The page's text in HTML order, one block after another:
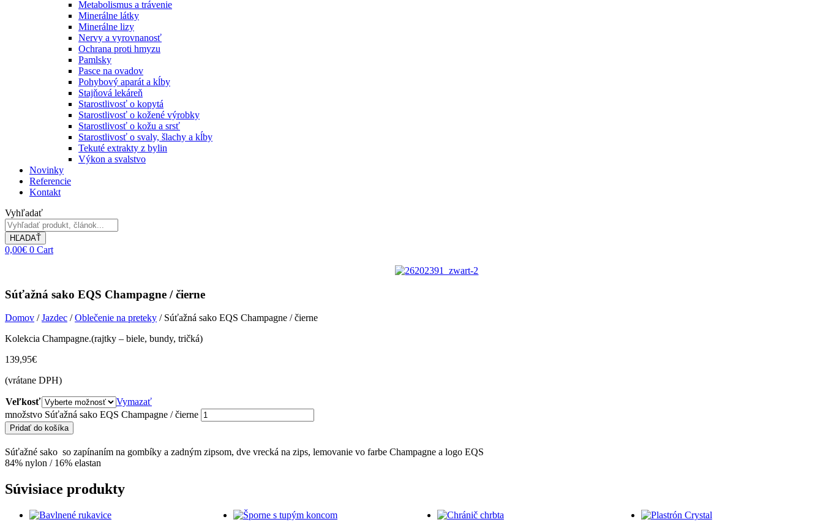
Metabolismus a trávenie
Minerálne látky
Minerálne lizy
Nervy a vyrovnanosť
Ochrana proti hmyzu
Pamlsky
Pasce na ovadov
Pohybový aparát a kĺby
Stajňová lekáreň
Starostlivosť o kopytá
Starostlivosť o kožené výrobky
Starostlivosť o kožu a srsť
Starostlivosť o svaly, šlachy a kĺby
Tekuté extrakty z bylin
Výkon a svalstvo
Novinky
Referencie
Kontakt
Vyhľadať
HĽADAŤ
0,00€ 0 Cart
Súťažná sako EQS Champagne / čierne
Domov /Jazdec /Oblečenie na preteky / Súťažná sako EQS Champagne / čierne
Kolekcia Champagne.(rajtky – biele, bundy, tričká)
139,95€
(vrátane DPH)
Veľkosť
Vymazať
množstvo Súťažná sako EQS Champagne / čierne
Pridať do košíka
Súťažné sako so zapínaním na gombíky a zadným zipsom, dve vrecká na zips, lemovanie vo farbe Champagne a logo EQS
84% nylon / 16% elastan
Súvisiace produkty